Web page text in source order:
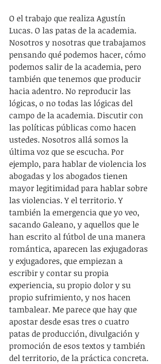
O el trabajo que realiza Agustín
Lucas. O las patas de la academia.
Nosotros y nosotras que trabajamos
pensando qué podemos hacer, cómo
podemos salir de la academia, pero
también que tenemos que producir
hacia adentro. No reproducir las
lógicas, o no todas las lógicas del
campo de la academia. Discutir con
las políticas públicas como hacen
ustedes. Nosotros allá somos la
última voz que se escucha. Por
ejemplo, para hablar de violencia los
abogadas y los abogados tienen
mayor legitimidad para hablar sobre
las violencias. Y el territorio. Y
también la emergencia que yo veo,
sacando Galeano, y aquellos que le
han escrito al fútbol de una manera
romántica, aparecen las exjugadoras
y exjugadores, que empiezan a
escribir y contar su propia
experiencia, su propio dolor y su
propio sufrimiento, y nos hacen
tambalear. Me parece que hay que
apostar desde esas tres o cuatro
patas de producción, divulgación y
promoción de esos textos y también
del territorio, de la práctica concreta.